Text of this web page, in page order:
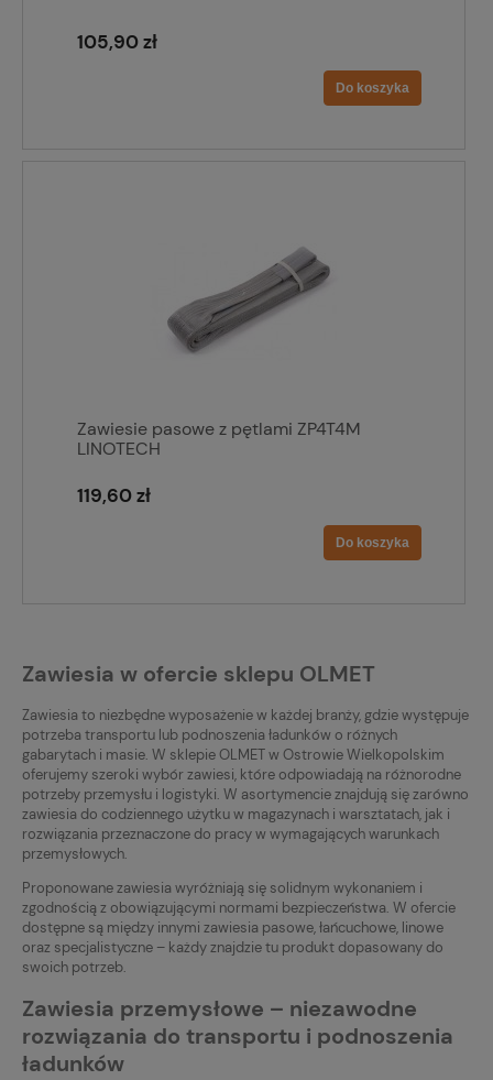
105,90 zł
Do koszyka
Zawiesie pasowe z pętlami ZP4T4M
LINOTECH
119,60 zł
Do koszyka
Zawiesia w ofercie sklepu OLMET
Zawiesia to niezbędne wyposażenie w każdej branży, gdzie występuje
potrzeba transportu lub podnoszenia ładunków o różnych
gabarytach i masie. W sklepie OLMET w Ostrowie Wielkopolskim
oferujemy szeroki wybór zawiesi, które odpowiadają na różnorodne
potrzeby przemysłu i logistyki. W asortymencie znajdują się zarówno
zawiesia do codziennego użytku w magazynach i warsztatach, jak i
rozwiązania przeznaczone do pracy w wymagających warunkach
przemysłowych.
Proponowane zawiesia wyróżniają się solidnym wykonaniem i
zgodnością z obowiązującymi normami bezpieczeństwa. W ofercie
dostępne są między innymi zawiesia pasowe, łańcuchowe, linowe
oraz specjalistyczne – każdy znajdzie tu produkt dopasowany do
swoich potrzeb.
Zawiesia przemysłowe – niezawodne
rozwiązania do transportu i podnoszenia
ładunków